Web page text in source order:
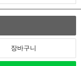
장바구니